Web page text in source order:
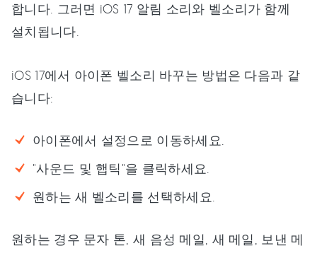
합니다. 그러면 iOS 17 알림 소리와 벨소리가 함께
설치됩니다.
iOS 17에서 아이폰 벨소리 바꾸는 방법은 다음과 같
습니다:
아이폰에서 설정으로 이동하세요.
"사운드 및 햅틱"을 클릭하세요.
원하는 새 벨소리를 선택하세요.
원하는 경우 문자 톤, 새 음성 메일, 새 메일, 보낸 메